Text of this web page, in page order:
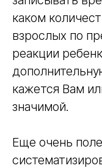
каком
взрослых по
реакции
кажется Вам
значимой.
Еще очень